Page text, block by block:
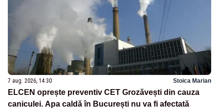
7 aug. 2026, 14:30 Stoica Marian
ELCEN oprește preventiv CET Grozăvești din cauza
caniculei. Apa caldă în București nu va fi afectată